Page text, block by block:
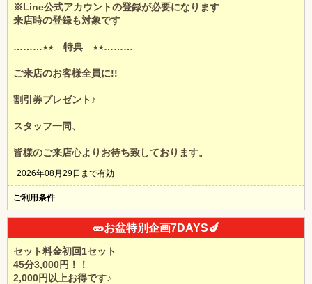
※Line公式アカウントの登録が必要になります
来店時の登録も対象です
………★★ 特典 ★★………
ご来店のお客様全員に!!
割引券プレゼント♪
スタッフ一同、
皆様のご来店心よりお待ち致しております。
2026年08月29日まで有効
ご利用条件
🥒お盆特別企画7DAYS🍆
セット料金初回1セット
45分3,000円！！
2,000円以上お得です♪